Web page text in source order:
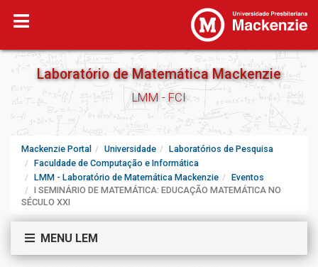
Laboratório de Matemática Mackenzie
LMM - FCI
Mackenzie Portal Universidade
Laboratórios de Pesquisa
Faculdade de Computação e Informática
LMM - Laboratório de Matemática Mackenzie
Eventos
I SEMINÁRIO DE MATEMÁTICA: EDUCAÇÃO MATEMÁTICA NO
SÉCULO XXI
MENU LEM